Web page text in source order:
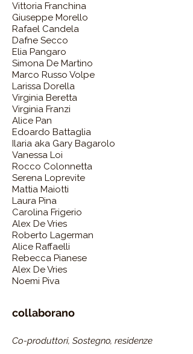
Vittoria Franchina
Giuseppe Morello
Rafael Candela
Dafne Secco
Elia Pangaro
Simona De Martino
Marco Russo Volpe
Larissa Dorella
Virginia Beretta
Virginia Franzi
Alice Pan
Edoardo Battaglia
Ilaria aka Gary Bagarolo
Vanessa Loi
Rocco Colonnetta
Serena Loprevite
Mattia Maiotti
Laura Pina
Carolina Frigerio
Alex De Vries
Roberto Lagerman
Alice Raffaelli
Rebecca Pianese
Alex De Vries
Noemi Piva
collaborano
Co-produttori, Sostegno, residenze